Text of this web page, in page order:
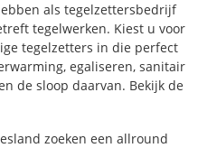
als tegelzettersbedrijf
tegelwerken. Kiest u voor
tegelzetters in die perfect
egaliseren, sanitair
de sloop daarvan. Bekijk de
zoeken een allround